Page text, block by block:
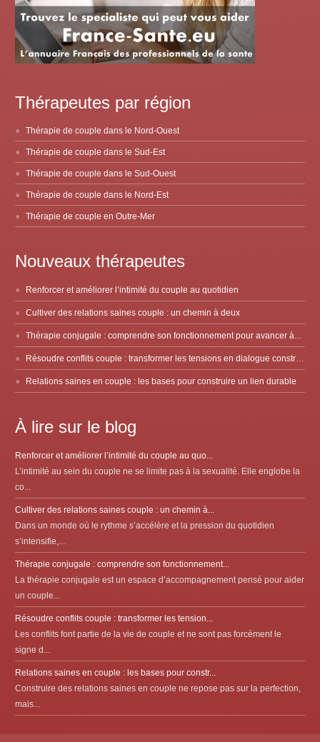
Thérapeutes par région
Thérapie de couple dans le Nord-Ouest
Thérapie de couple dans le Sud-Est
Thérapie de couple dans le Sud-Ouest
Thérapie de couple dans le Nord-Est
Thérapie de couple en Outre-Mer
Nouveaux thérapeutes
Renforcer et améliorer l’intimité du couple au quotidien
Cultiver des relations saines couple : un chemin à deux
Thérapie conjugale : comprendre son fonctionnement pour avancer à deux
Résoudre conflits couple : transformer les tensions en dialogue constructif
Relations saines en couple : les bases pour construire un lien durable
À lire sur le blog
Renforcer et améliorer l’intimité du couple au quo...
L’intimité au sein du couple ne se limite pas à la sexualité. Elle englobe la
co...
Cultiver des relations saines couple : un chemin à...
Dans un monde où le rythme s’accélère et la pression du quotidien
s’intensifie,...
Thérapie conjugale : comprendre son fonctionnement...
La thérapie conjugale est un espace d’accompagnement pensé pour aider
un couple...
Résoudre conflits couple : transformer les tension...
Les conflits font partie de la vie de couple et ne sont pas forcément le
signe d...
Relations saines en couple : les bases pour constr...
Construire des relations saines en couple ne repose pas sur la perfection,
mais...